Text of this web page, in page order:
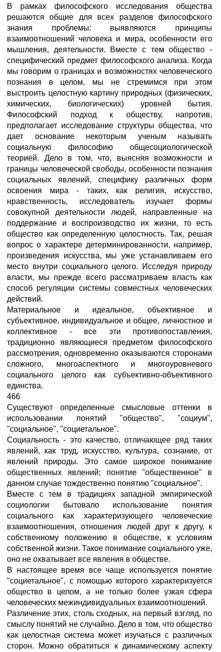
В рамках философского исследования общества
решаются общие для всех разделов философского
знания проблемы: выявляются принципы
взаимоотношений человека и мира, особенности его
мышления, деятельности. Вместе с тем общество -
специфический предмет философского анализа. Когда
мы говорим о границах и возможностях человеческого
познания в целом, мы не стремимся при этом
выстроить целостную картину природных (физических,
химических, биологических) уровней бытия.
Философский подход к обществу, напротив,
предполагает исследование структуры общества, что
дает основание некоторым ученым называть
социальную философию общесоциологической
теорией. Дело в том, что, выясняя возможности и
границы человеческой свободы, особенности познания
социальных явлений, специфику различных форм
освоения мира - таких, как религия, искусство,
нравственность, исследователь изучает формы
совокупной деятельности людей, направленные на
поддержание и воспроизводство их жизни, то есть
общество как определенную целостность. Так, решая
вопрос о характере детерминированности, например,
произведения искусства, мы уже устанавливаем его
место внутри социального целого. Исследуя природу
власти, мы прежде всего рассматриваем власть как
способ регуляции системы совместных человеческих
действий.
Материальное и идеальное, объективное и
субъективное, индивидуальное и общее, личностное и
коллективное - все эти противопоставления,
традиционно являющиеся предметом философского
рассмотрения, одновременно оказываются сторонами
сложного, многоаспектного и многоуровневого
социального целого как субъективно-объективного
единства.
466
Существуют определенные смысловые оттенки в
использовании понятий "общество", "социум",
"социальное", "социетальное".
Социальность - это качество, отличающее ряд таких
явлений, как труд, искусство, культура, сознание, от
явлений природы. Это самое широкое понимание
общественных явлений; понятие "общественное" в
данном случае тождественно понятию "социальное".
Вместе с тем в традициях западной эмпирической
социологии бытовало использование понятия
социального как характеризующего человеческие
взаимоотношения, отношения людей друг к другу, к
собственному положению в обществе, к условиям
собственной жизни. Такое понимание социального уже,
оно не охватывает все явления в обществе.
В настоящее время все чаще используется понятие
"социетальное", с помощью которого характеризуется
общество в целом, а не только более узкая сфера
человеческих межиндивидуальных взаимоотношений.
Различение этих, столь сходных, на первый взгляд, по
смыслу понятий не случайно. Дело в том, что общество
как целостная система может изучаться с различных
сторон. Можно обратиться к динамическому аспекту